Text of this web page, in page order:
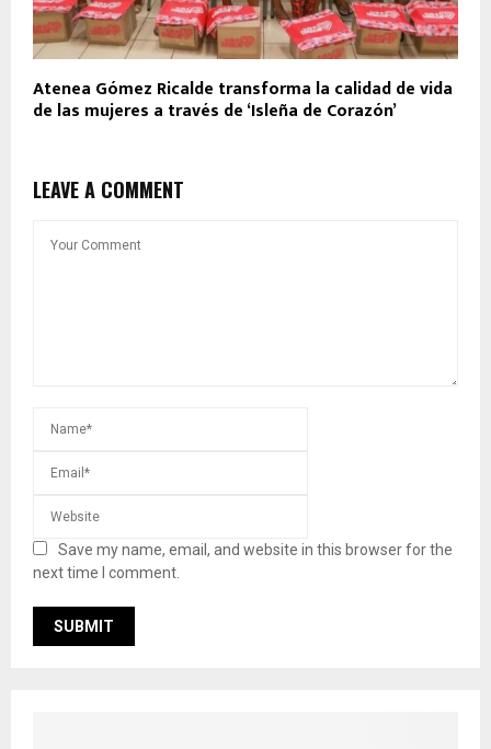
Atenea Gómez Ricalde transforma la calidad de vida
de las mujeres a través de ‘Isleña de Corazón’
LEAVE A COMMENT
Save my name, email, and website in this browser for the
next time I comment.